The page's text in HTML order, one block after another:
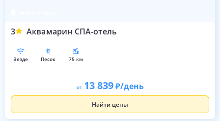
3 Аквамарин СПА-отель
везде песок 75 км
от 13 839 /день
Найти цены